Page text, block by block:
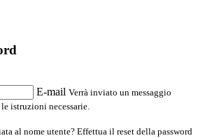
E-mail Verrà inviato un messaggio
istruzioni necessarie.
al nome utente? Effettua il reset della password